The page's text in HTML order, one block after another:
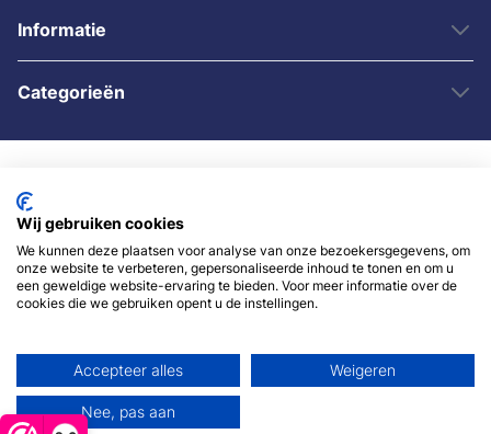
Informatie
Categorieën
© 2007 - 2026 - Sybshop.nl
Wij gebruiken cookies
We kunnen deze plaatsen voor analyse van onze bezoekersgegevens, om
onze website te verbeteren, gepersonaliseerde inhoud te tonen en om u
een geweldige website-ervaring te bieden. Voor meer informatie over de
cookies die we gebruiken opent u de instellingen.
Accepteer alles Weigeren
Nee, pas aan